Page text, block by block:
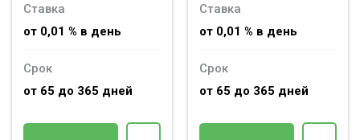
Ставка
от 0,01 % в день
Срок
от 65 до 365 дней
Ставка
от 0,01 % в день
Срок
от 65 до 365 дней